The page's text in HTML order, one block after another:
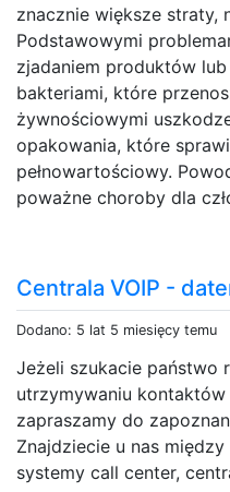
znacznie większe straty,
Podstawowymi
zjadaniem produktów
bakteriami, które
żywnościowymi
opakowania, które
pełnowartościowy.
poważne choroby dla
Centrala VOIP -
Dodano: 5 lat 5 miesięcy temu
Jeżeli szukacie państwo
utrzymywaniu
zapraszamy do
Znajdziecie u nas
systemy call center,